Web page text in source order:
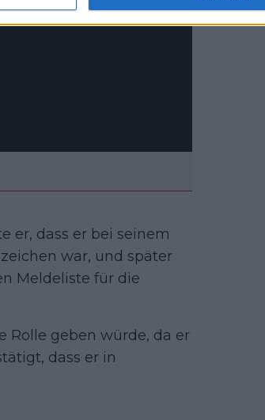
er, dass er bei seinem
war, und später
Meldeliste für die
Rolle geben würde, da er
dass er in